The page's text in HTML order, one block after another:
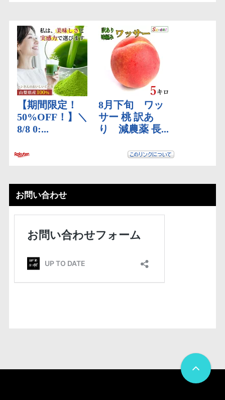
お問い合わせ